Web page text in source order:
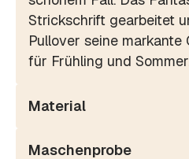
Strickschrift gearbeitet
Pullover seine
für Frühling und
Material
Maschenprobe